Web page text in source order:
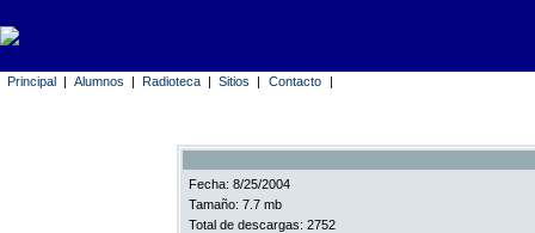
Principal | Alumnos | Radioteca | Sitios | Contacto |
Fecha: 8/25/2004
Tamaño: 7.7 mb
Total de descargas: 2752